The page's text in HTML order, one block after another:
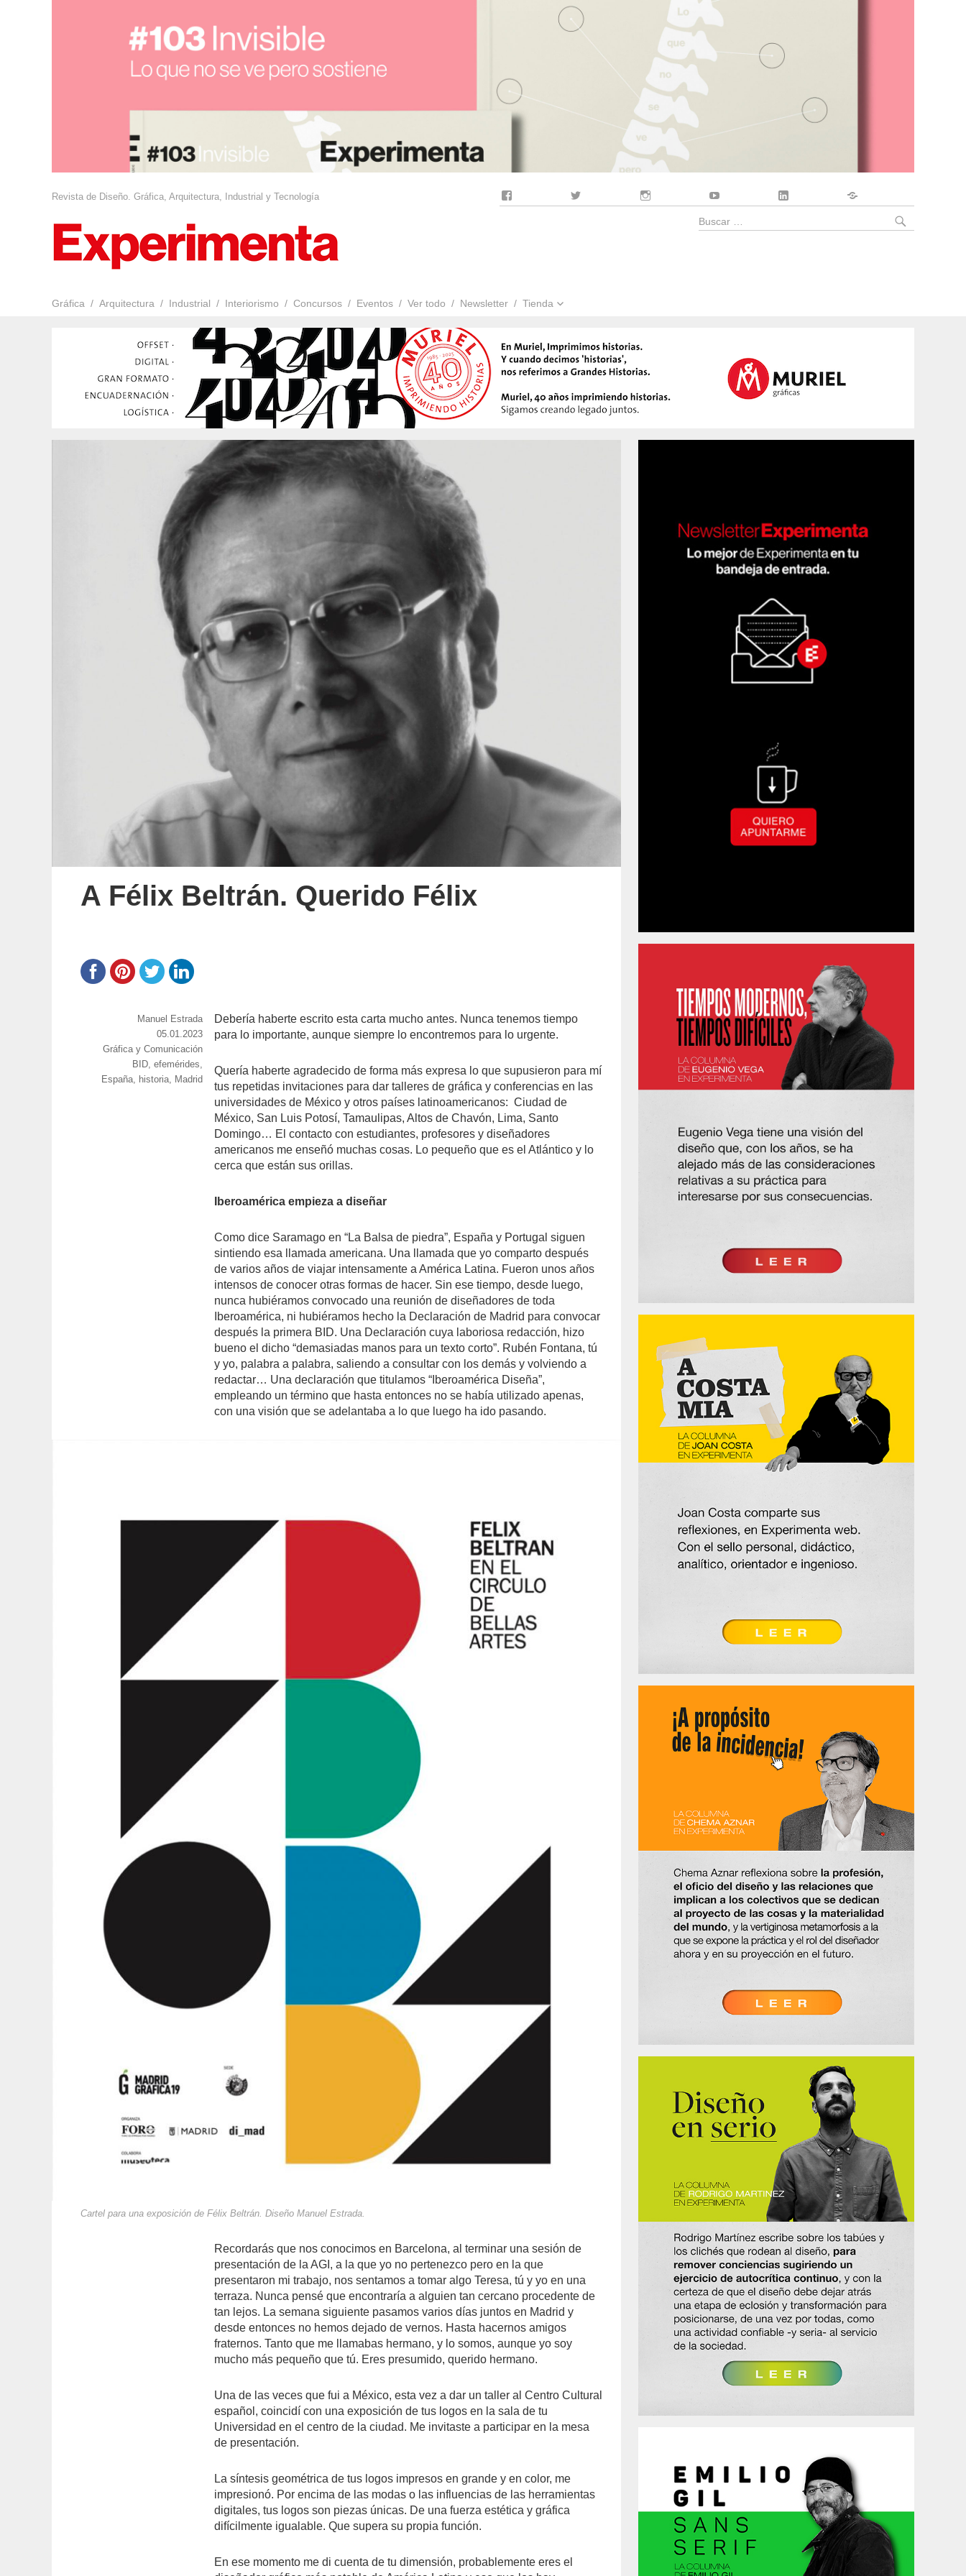
Revista de Diseño. Gráfica, Arquitectura, Industrial y Tecnología
Gráfica Arquitectura Industrial Interiorismo Concursos Eventos Ver todo Newsletter Tienda
Buscar
A Félix Beltrán. Querido Félix
Debería haberte escrito esta carta mucho antes. Nunca tenemos tiempo
para lo importante, aunque siempre lo encontremos para lo urgente.
Quería haberte agradecido de forma más expresa lo que supusieron para mí
tus repetidas invitaciones para dar talleres de gráfica y conferencias en las
universidades de México y otros países latinoamericanos: Ciudad de
México, San Luis Potosí, Tamaulipas, Altos de Chavón, Lima, Santo
Domingo… El contacto con estudiantes, profesores y diseñadores
americanos me enseñó muchas cosas. Lo pequeño que es el Atlántico y lo
cerca que están sus orillas.
Iberoamérica empieza a diseñar
Como dice Saramago en “La Balsa de piedra”, España y Portugal siguen
sintiendo esa llamada americana. Una llamada que yo comparto después
de varios años de viajar intensamente a América Latina. Fueron unos años
intensos de conocer otras formas de hacer. Sin ese tiempo, desde luego,
nunca hubiéramos convocado una reunión de diseñadores de toda
Iberoamérica, ni hubiéramos hecho la Declaración de Madrid para convocar
después la primera BID. Una Declaración cuya laboriosa redacción, hizo
bueno el dicho “demasiadas manos para un texto corto”. Rubén Fontana, tú
y yo, palabra a palabra, saliendo a consultar con los demás y volviendo a
redactar… Una declaración que titulamos “Iberoamérica Diseña”,
empleando un término que hasta entonces no se había utilizado apenas,
con una visión que se adelantaba a lo que luego ha ido pasando.
Cartel para una exposición de Félix Beltrán. Diseño Manuel Estrada.
Recordarás que nos conocimos en Barcelona, al terminar una sesión de
presentación de la AGI, a la que yo no pertenezco pero en la que
presentaron mi trabajo, nos sentamos a tomar algo Teresa, tú y yo en una
terraza. Nunca pensé que encontraría a alguien tan cercano procedente de
tan lejos. La semana siguiente pasamos varios días juntos en Madrid y
desde entonces no hemos dejado de vernos. Hasta hacernos amigos
fraternos. Tanto que me llamabas hermano, y lo somos, aunque yo soy
mucho más pequeño que tú. Eres presumido, querido hermano.
Una de las veces que fui a México, esta vez a dar un taller al Centro Cultural
español, coincidí con una exposición de tus logos en la sala de tu
Universidad en el centro de la ciudad. Me invitaste a participar en la mesa
de presentación.
La síntesis geométrica de tus logos impresos en grande y en color, me
impresionó. Por encima de las modas o las influencias de las herramientas
digitales, tus logos son piezas únicas. De una fuerza estética y gráfica
difícilmente igualable. Que supera su propia función.
En ese momento me di cuenta de tu dimensión, probablemente eres el
https://www.experimenta.es/author/manuel-
estrada/
Manuel Estrada
Publicado
el
05.01.2023
Categorías
Gráfica y Comunicación
Etiquetas
BID,efemérides,
España, historia, Madrid